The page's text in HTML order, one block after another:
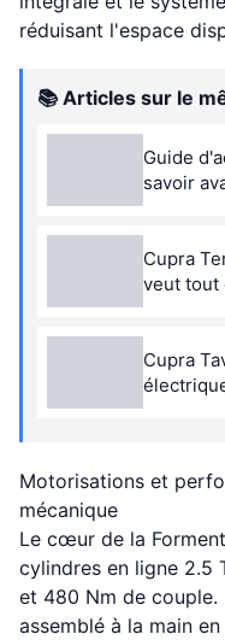
réduisant l'espace
📚 Articles sur le
Guide
savoir
Cupra
veut tout
Cupra
Motorisations et
mécanique
Le cœur de la
cylindres en ligne 2.5
et 480 Nm de
assemblé à la main